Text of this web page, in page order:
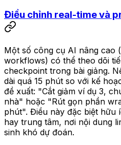
Điều chỉnh real-time và
Một số công cụ AI nâng cao
workflows) có thể theo dõi
checkpoint trong bài giảng.
dài quá 15 phút so với kế
đề xuất: "Cắt giảm ví dụ 3,
nhà" hoặc "Rút gọn phần
phút". Điều này đặc biệt hữu
hay trung tâm, nơi nội dung
sinh khó dự đoán.